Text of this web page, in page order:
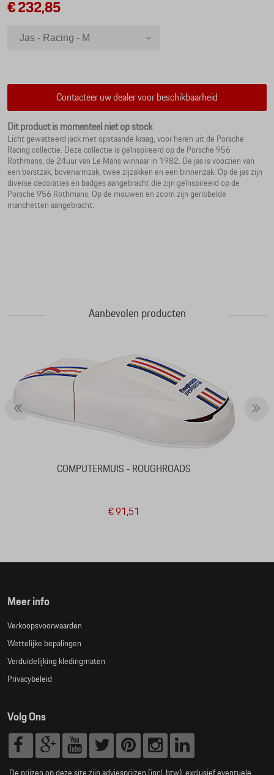
€ 232,85
Jas - Racing - M
Jas - Racing - S
Contacteer uw dealer voor beschikbaarheid
Dit product is momenteel niet op stock
Licht gewatteerd jack met opstaande kraag, voor heren uit de Porsche
Racing collectie. Deze collectie is geïnspireerd op de Porsche 956
Rothmans, de 24uur van Le Mans winnaar in 1982. De jas is voorzien van
een borstzak, bovenarmzak, twee zijzakken en een binnenzak. Op de jas zijn
diverse decoraties en badges aangebracht die zijn geïnspireerd op de
Porsche 956 Rothmans. Op de mouwen en zoom zijn geribbelde
manchetten aangebracht.
Aanbevolen producten
COMPUTERMUIS - ROUGHROADS
€ 91,51
Meer info
Verkoopsvoorwaarden
Wettelijke bepalingen
Verduidelijking kledingmaten
Privacybeleid
Volg Ons
De prijzen op deze site zijn adviesprijzen (incl. btw), exclusief eventuele